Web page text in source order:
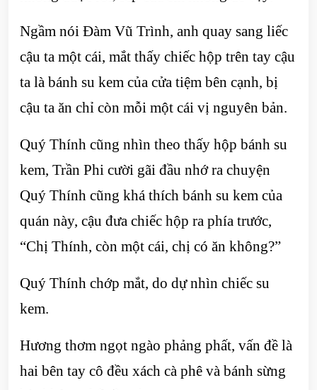
Ngầm nói Đàm Vũ Trình, anh quay sang liếc
cậu ta một cái, mắt thấy chiếc hộp trên tay cậu
ta là bánh su kem của cửa tiệm bên cạnh, bị
cậu ta ăn chỉ còn mỗi một cái vị nguyên bản.
Quý Thính cũng nhìn theo thấy hộp bánh su
kem, Trần Phi cười gãi đầu nhớ ra chuyện
Quý Thính cũng khá thích bánh su kem của
quán này, cậu đưa chiếc hộp ra phía trước,
“Chị Thính, còn một cái, chị có ăn không?”
Quý Thính chớp mắt, do dự nhìn chiếc su
kem.
Hương thơm ngọt ngào phảng phất, vấn đề là
hai bên tay cô đều xách cà phê và bánh sừng